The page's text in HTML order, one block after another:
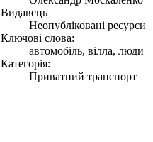
Видавець
Неопубліковані ресурси
Ключові слова:
автомобіль, вілла, люди
Категорія:
Приватний транспорт